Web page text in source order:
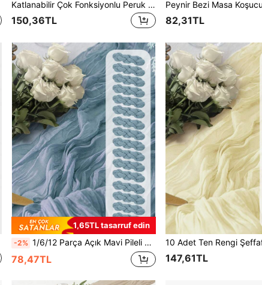
Katlanabilir Çok Fonksiyonlu Peruk Standı - Taşınabilir ve Dayanıklı, Seyahat Peruk Sergileme Başlığı, Sağlam Taban, Katlanabilir Tasarım, Çeşitli Peruk Türleri ve Şapka Saklama İçin Uygun, Oda Dekorasyonu
150,36TL 82,31TL
1,65TL tasarruf edin
-2% 1/6/12 Parça Açık Mavi Pileli Masa Örtüsü Seti, Katlanır Masa Örtüleri, Tatil Doğum Günü Dekorasyonu, Düğün Dekorasyonu, Tatil Evi Dekorasyonu, Parti Odası Yemek Masası Dekorasyonu, Masa Örtüleri, Düz Renk Masa Örtüleri, Doğum Günü Dekorasyonu, Düğün Dekorasyonu, Parti Hediyeleri, Bebek Partisi Dekorasyonu, Cinsiyet Açıklama Partisi Dekorasyonu
78,47TL 147,61TL